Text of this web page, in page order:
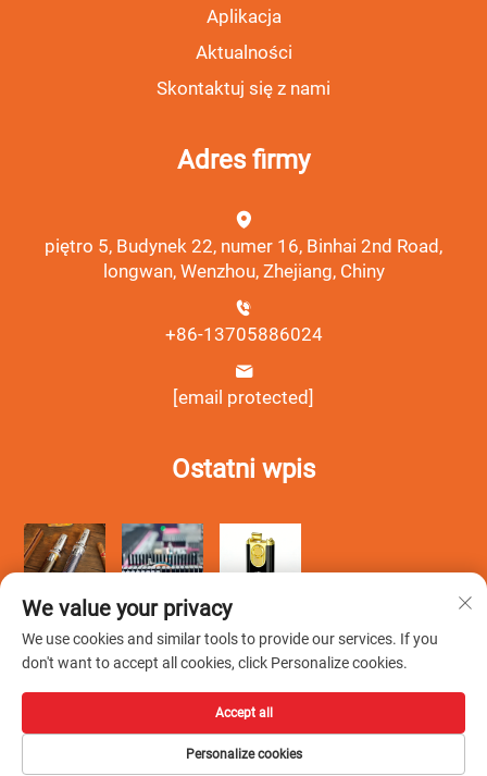
Aplikacja
Aktualności
Skontaktuj się z nami
Adres firmy
piętro 5, Budynek 22, numer 16, Binhai 2nd Road,
longwan, Wenzhou, Zhejiang, Chiny
+86-13705886024
[email protected]
Ostatni wpis
Copyright © Wenzhou Debang Smoking Set Co., Ltd. Wszelkie
prawa zastrzeżone - Polityka prywatności
We value your privacy
We use cookies and similar tools to provide our services. If you
don't want to accept all cookies, click Personalize cookies.
Personalize cookies
Accept all